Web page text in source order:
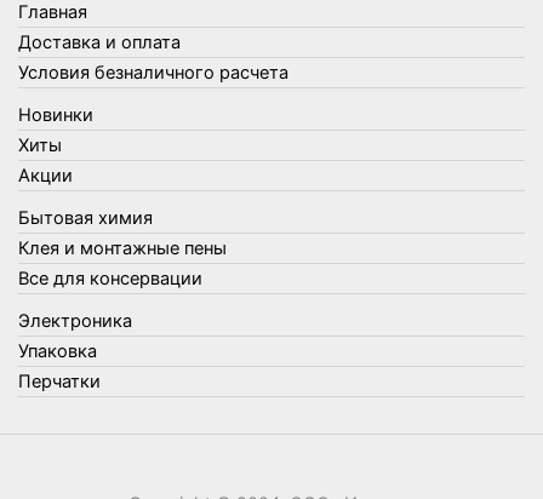
Товары для кухни
Товары для сада и огорода
Товары для туризма и отдыха
Упаковка
Утеплители и прочее
Фонари, лампы и удлинители
Хозяйственные товары
Швабры, стекломои, черенки и насадки
Шнуры, веревки и шпагаты
Электроника
Элементы питания
Главная
Доставка и оплата
Условия безналичного расчета
Новинки
Хиты
Акции
Бытовая химия
Клея и монтажные пены
Все для консервации
Электроника
Упаковка
Перчатки